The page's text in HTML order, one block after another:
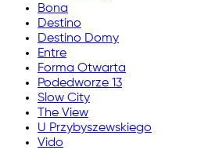
Bona
Destino
Destino Domy
Entre
Forma Otwarta
Podedworze 13
Slow City
The View
U Przybyszewskiego
Vido